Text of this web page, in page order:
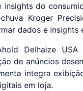
insights do
Kroger
dados e insights
Delhaize USA
de anúncios
integra
em loja.